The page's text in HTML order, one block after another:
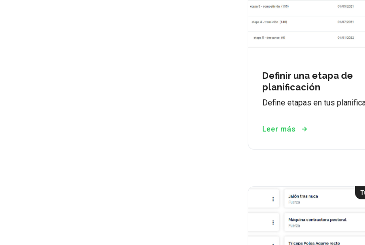
Definir una etapa de
planificación
Define etapas en tus
Leer más